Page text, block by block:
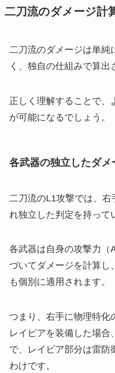
二刀流のダメージ計
二刀流のダメージは単純
く、独自の仕組みで算出
正しく理解することで、
が可能になるでしょう。
各武器の独立したダメ
二刀流のL1攻撃では、
れ独立した判定を持って
各武器は自身の攻撃力（
づいてダメージを計算し
も個別に適用されます。
つまり、右手に物理特化
レイピアを装備した場合
で、レイピア部分は雷防
わけです。